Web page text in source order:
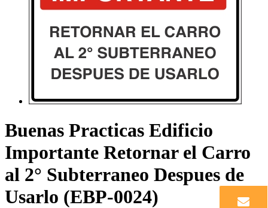
Buenas Practicas Edificio
Importante Retornar el Carro
al 2° Subterraneo Despues de
Usarlo (EBP-0024)